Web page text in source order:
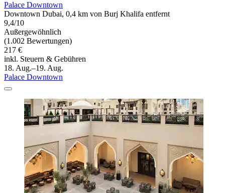
Palace Downtown
Downtown Dubai, 0,4 km von Burj Khalifa entfernt
9,4/10
Außergewöhnlich
(1.002 Bewertungen)
217 €
inkl. Steuern & Gebühren
18. Aug.–19. Aug.
Palace Downtown